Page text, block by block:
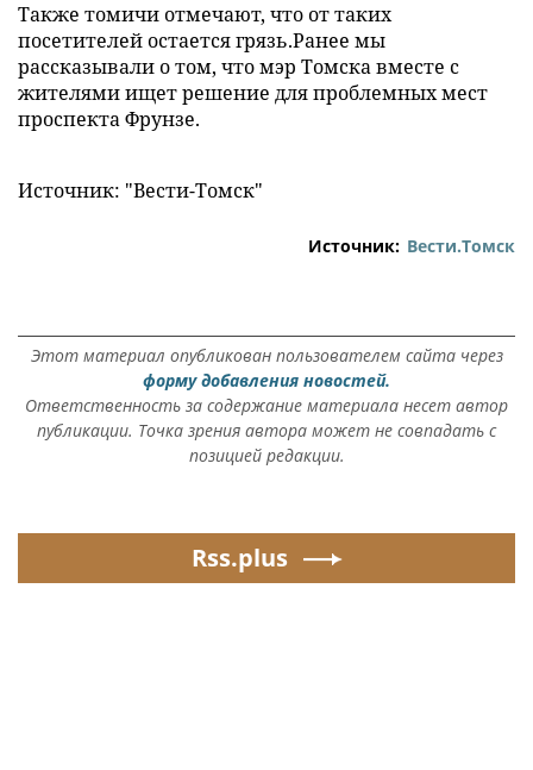
Также томичи отмечают, что от таких
посетителей остается грязь.Ранее мы
рассказывали о том, что мэр Томска вместе с
жителями ищет решение для проблемных мест
проспекта Фрунзе.
Источник: "Вести-Томск"
Источник: Вести.Томск
Этот материал опубликован пользователем сайта через
форму добавления новостей.
Ответственность за содержание материала несет автор
публикации. Точка зрения автора может не совпадать с
позицией редакции.
Rss.plus